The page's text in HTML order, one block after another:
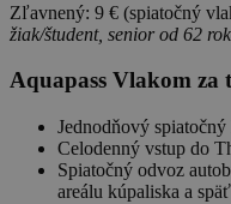
Zľavnený: 9 € (spiatočný
žiak/študent, senior od 62
Aquapass Vlakom za
Jednodňový
Celodenný vstup do
Spiatočný odvoz
areálu kúpaliska a